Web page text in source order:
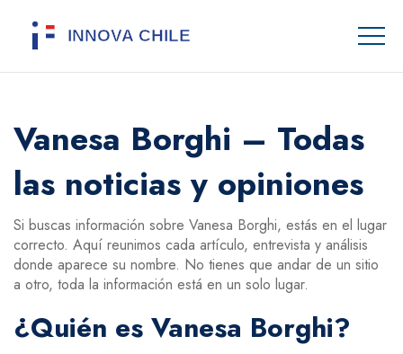
Vanesa Borghi – Todas
las noticias y opiniones
Si buscas información sobre Vanesa Borghi, estás en el lugar
correcto. Aquí reunimos cada artículo, entrevista y análisis
donde aparece su nombre. No tienes que andar de un sitio
a otro, toda la información está en un solo lugar.
¿Quién es Vanesa Borghi?